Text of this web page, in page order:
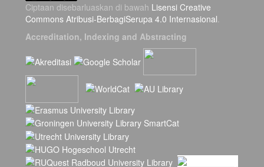
Ciptaan disebarluaskan di bawah Lisensi Creative
Commons Atribusi-BerbagiSerupa 4.0 Internasional
Accreditation, Indexing and Abstracting